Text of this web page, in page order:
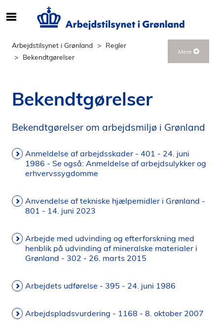
e
r
n
h
o
p
å
d
Arbejdstilsynet i Grønland
Regler
Bekendtgørelser
Mere
Bekendtgørelser
Bekendtgørelser om arbejdsmiljø i Grønland
Anmeldelse af arbejdsskader - 401 - 24. juni
1986 - Se også: Anmeldelse af arbejdsulykker og
erhvervssygdomme
Anvendelse af tekniske hjælpemidler i Grønland -
801 - 14. juni 2023
Arbejde med udvinding og efterforskning med
henblik på udvinding af mineralske materialer i
Grønland - 302 - 26. marts 2015
Arbejdets udførelse - 395 - 24. juni 1986
Arbejdspladsvurdering - 1168 - 8. oktober 2007